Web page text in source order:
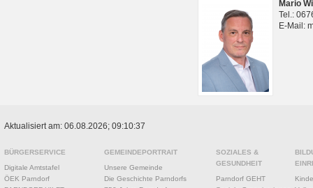
Mario
Tel.:
E-Mail:
Aktualisiert am: 06.08.2026; 09:10:37
BÜRGERSERVICE
Digitale Amtstafel
ÖEK Parndorf
GEMEINDEPORTRAIT
Unsere Gemeinde
Die Geschichte Parndorfs
SOZIALES &
GESUNDHEIT
Parndorf GEHT